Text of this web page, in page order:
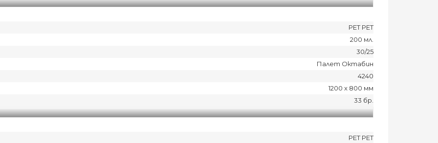
PET PET
200 мл.
30/25
Палет Октабин
4240
1200 x 800 мм
33 бр.
PET PET